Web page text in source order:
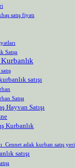
satış fiyatı
Satışı
satışı
Satışı
Hayvan Satışı
Kurbanlık
Cennet adak kurban satış yeri
satışı